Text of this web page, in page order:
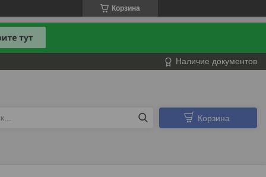
Корзина
Наличие документов
Корзина